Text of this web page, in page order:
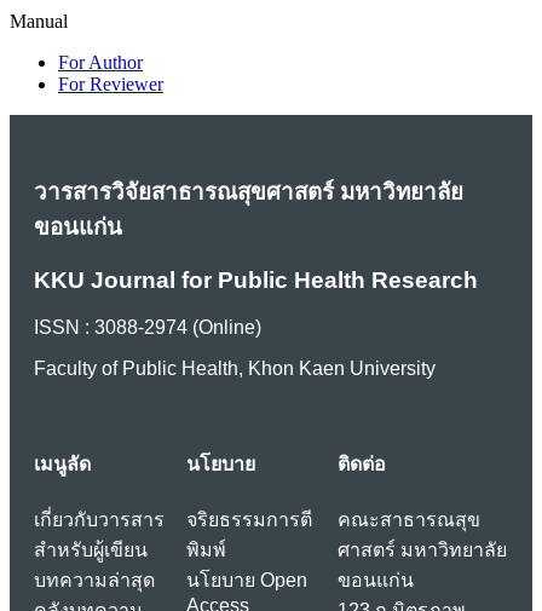
Manual
For Author
For Reviewer
วารสารวิจัยสาธารณสุขศาสตร์ มหาวิทยาลัย
ขอนแก่น
KKU Journal for Public Health Research
ISSN : 3088-2974 (Online)
Faculty of Public Health, Khon Kaen University
เมนูลัด
เกี่ยวกับวารสาร
สำหรับผู้เขียน
บทความล่าสุด
นโยบาย
จริยธรรมการตี
พิมพ์
นโยบาย Open
Access
ติดต่อ
คณะสาธารณสุข
ศาสตร์ มหาวิทยาลัย
ขอนแก่น